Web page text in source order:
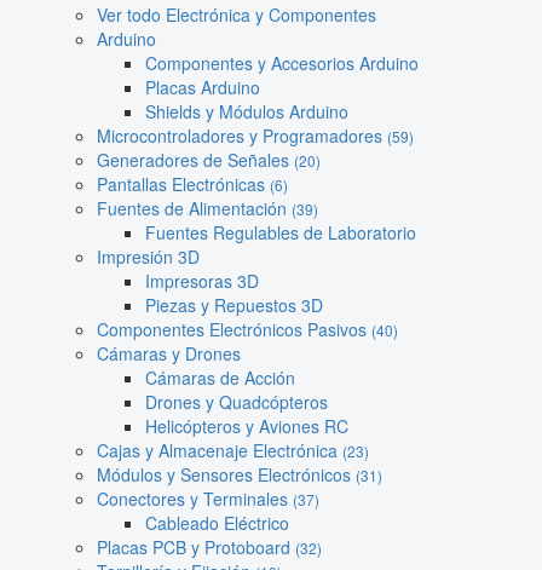
Ver todo Electrónica y Componentes
Arduino
Componentes y Accesorios Arduino
Placas Arduino
Shields y Módulos Arduino
Microcontroladores y Programadores (59)
Generadores de Señales (20)
Pantallas Electrónicas (6)
Fuentes de Alimentación (39)
Fuentes Regulables de Laboratorio
Impresión 3D
Impresoras 3D
Piezas y Repuestos 3D
Componentes Electrónicos Pasivos (40)
Cámaras y Drones
Cámaras de Acción
Drones y Quadcópteros
Helicópteros y Aviones RC
Cajas y Almacenaje Electrónica (23)
Módulos y Sensores Electrónicos (31)
Conectores y Terminales (37)
Cableado Eléctrico
Placas PCB y Protoboard (32)